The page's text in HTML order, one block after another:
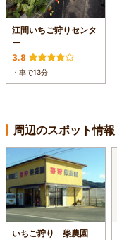
江間いちご狩りセンタ
ー
3.8
・車で13分
周辺のスポット情報
いちご狩り 柴農園